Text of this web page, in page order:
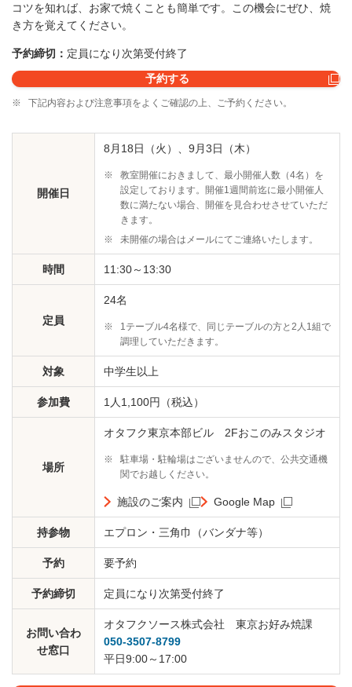
コツを知れば、お家で焼くことも簡単です。この機会にぜひ、焼
き方を覚えてください。
予約締切： 定員になり次第受付終了
予約する
※ 下記内容および注意事項をよくご確認の上、ご予約ください。
開催日
8月18日（火）、9月3日（木）
※
教室開催におきまして、最小開催人数（4名）を
設定しております。開催1週間前迄に最小開催人
数に満たない場合、開催を見合わせさせていただ
きます。
※
未開催の場合はメールにてご連絡いたします。
時間 11:30～13:30
定員
24名
※
1テーブル4名様で、同じテーブルの方と2人1組で
調理していただきます。
対象 中学生以上
参加費 1人1,100円（税込）
場所
オタフク東京本部ビル 2Fおこのみスタジオ
※
駐車場・駐輪場はございませんので、公共交通機
関でお越しください。
施設のご案内 Google Map
持参物 エプロン・三角巾（バンダナ等）
予約 要予約
予約締切 定員になり次第受付終了
お問い合わ
せ窓口
オタフクソース株式会社 東京お好み焼課
050-3507-8799
平日9:00～17:00